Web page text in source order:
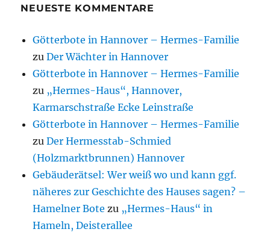
NEUESTE KOMMENTARE
Götterbote in Hannover – Hermes-Familie
zuDer Wächter in Hannover
Götterbote in Hannover – Hermes-Familie
zu „Hermes-Haus“, Hannover,
Karmarschstraße Ecke Leinstraße
Götterbote in Hannover – Hermes-Familie
zuDer Hermesstab-Schmied
(Holzmarktbrunnen) Hannover
Gebäuderätsel: Wer weiß wo und kann ggf.
näheres zur Geschichte des Hauses sagen? –
Hamelner Bote zu „Hermes-Haus“ in
Hameln, Deisterallee